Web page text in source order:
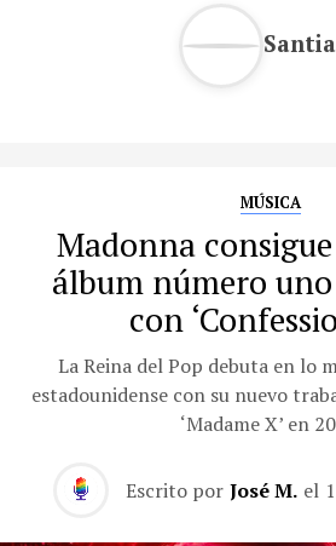
MÚSICA
Madonna
álbum número uno
con
La Reina del Pop debuta en lo
estadounidense con su nuevo
‘Madame X’ en
Escrito por José M. el